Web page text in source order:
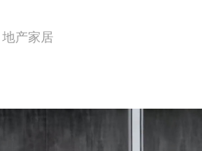
地产家居